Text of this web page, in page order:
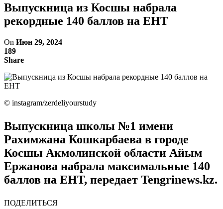
Выпускница из Косшы набрала
рекордные 140 баллов на ЕНТ
On Июн 29, 2024
189
Share
©️ instagram/zerdeliyourstudy
Выпускница школы №1 имени
Рахимжана Кошкарбаева в городе
Косшы Акмолинской области Айым
Ержанова набрала максимальные 140
баллов на ЕНТ, передает Tengrinews.kz.
ПОДЕЛИТЬСЯ